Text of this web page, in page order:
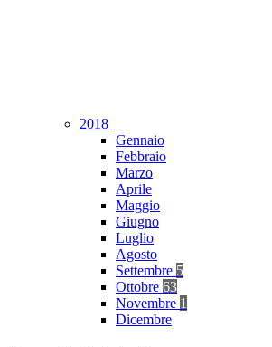
2018
Gennaio
Febbraio
Marzo
Aprile
Maggio
Giugno
Luglio
Agosto
Settembre 5
Ottobre 63
Novembre 1
Dicembre